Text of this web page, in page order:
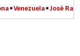
Venezuela José